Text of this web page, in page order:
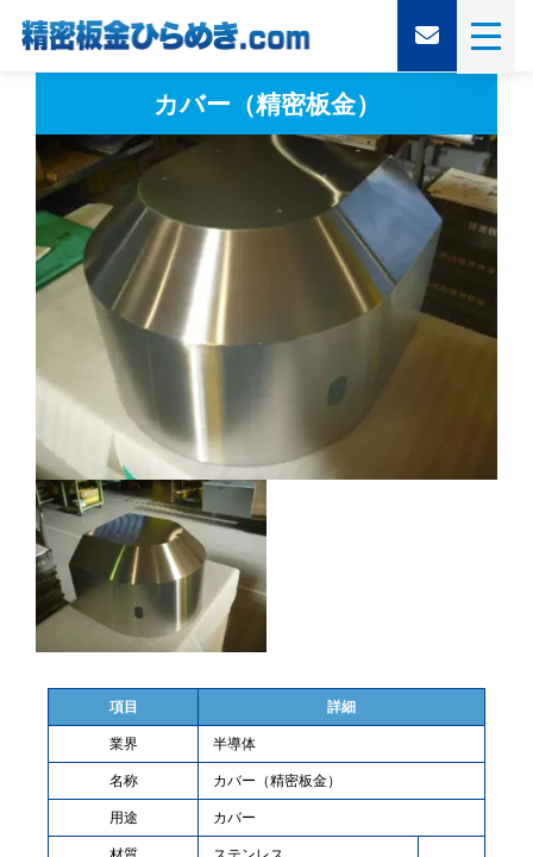
カバー（精密板金）
項目 詳細
業界 半導体
名称 カバー（精密板金）
用途 カバー